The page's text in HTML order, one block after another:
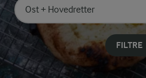
Søg på kategori
Indtast søgeord for at søge
FILTRE